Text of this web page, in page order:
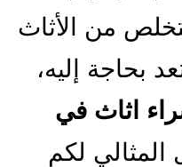
من الأثاث
بحاجة إليه،
اثاث في
لكم